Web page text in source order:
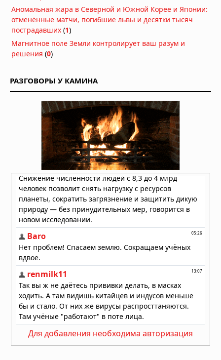
Вчера в 07:15
В Румынии нашли пещеру,
внутри оказался живой мир, никогда
15 человек умерли после вскрытия
гробницы польского короля
Казимира IV в 1973 году
Вчера в 07:09
Кто на самом деле построил
загадочные каменные города
Восточной Африки: история,
которую колониальная археология
пыталась стереть
04.08.2026 в 11:37
Змеиная богиня Минойского Крита:
кто она на самом деле?
04.08.2026 в 09:57
Аномальная жара в Северной и Южной Корее и Японии:
отменённые матчи, погибшие львы и десятки тысяч
пострадавших (1)
Магнитное поле Земли контролирует ваш разум и
решения (0)
РАЗГОВОРЫ У КАМИНА
Для добавления необходима авторизация